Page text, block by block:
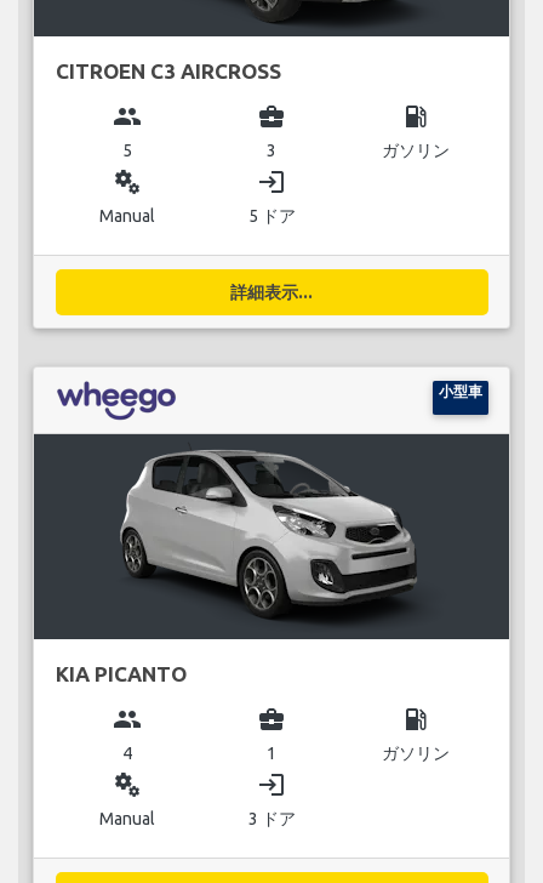
CITROEN C3 AIRCROSS
group
5
business_center
3
local_gas_station
ガソリン
miscellaneous_services
Manual
login
5 ドア
詳細表示...
小型車
KIA PICANTO
group
4
business_center
1
local_gas_station
ガソリン
miscellaneous_services
Manual
login
3 ドア